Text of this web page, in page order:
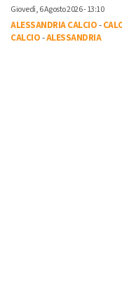
Giovedì, 6 Agosto 2026 - 13:10
ALESSANDRIA CALCIO-
CALCIO-ALESSANDRIA